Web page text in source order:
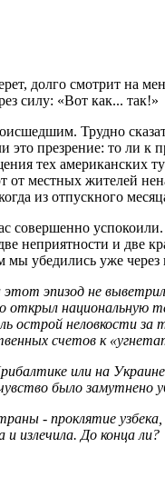
долго смотрит на
силу: «Вот как... так!»
Трудно
это презрение: то ли
тех американских
местных жителей
из отпускного
совершенно
неприятности и две
убедились уже через
эпизод не
открыл
острой неловкости за
счетов к
или на
было замутнено
- проклятие
и излечила. До конца ли?